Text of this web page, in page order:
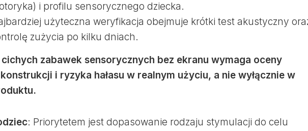
i profilu sensorycznego dziecka.
użyteczna weryfikacja obejmuje krótki test akustyczny
zużycia po kilku dniach.
zabawek sensorycznych bez ekranu wymaga oceny
i ryzyka hałasu w realnym użyciu, a nie wyłącznie w
: Priorytetem jest dopasowanie rodzaju stymulacji do celu